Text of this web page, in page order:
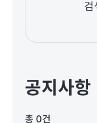
검
공지사항
총 0건